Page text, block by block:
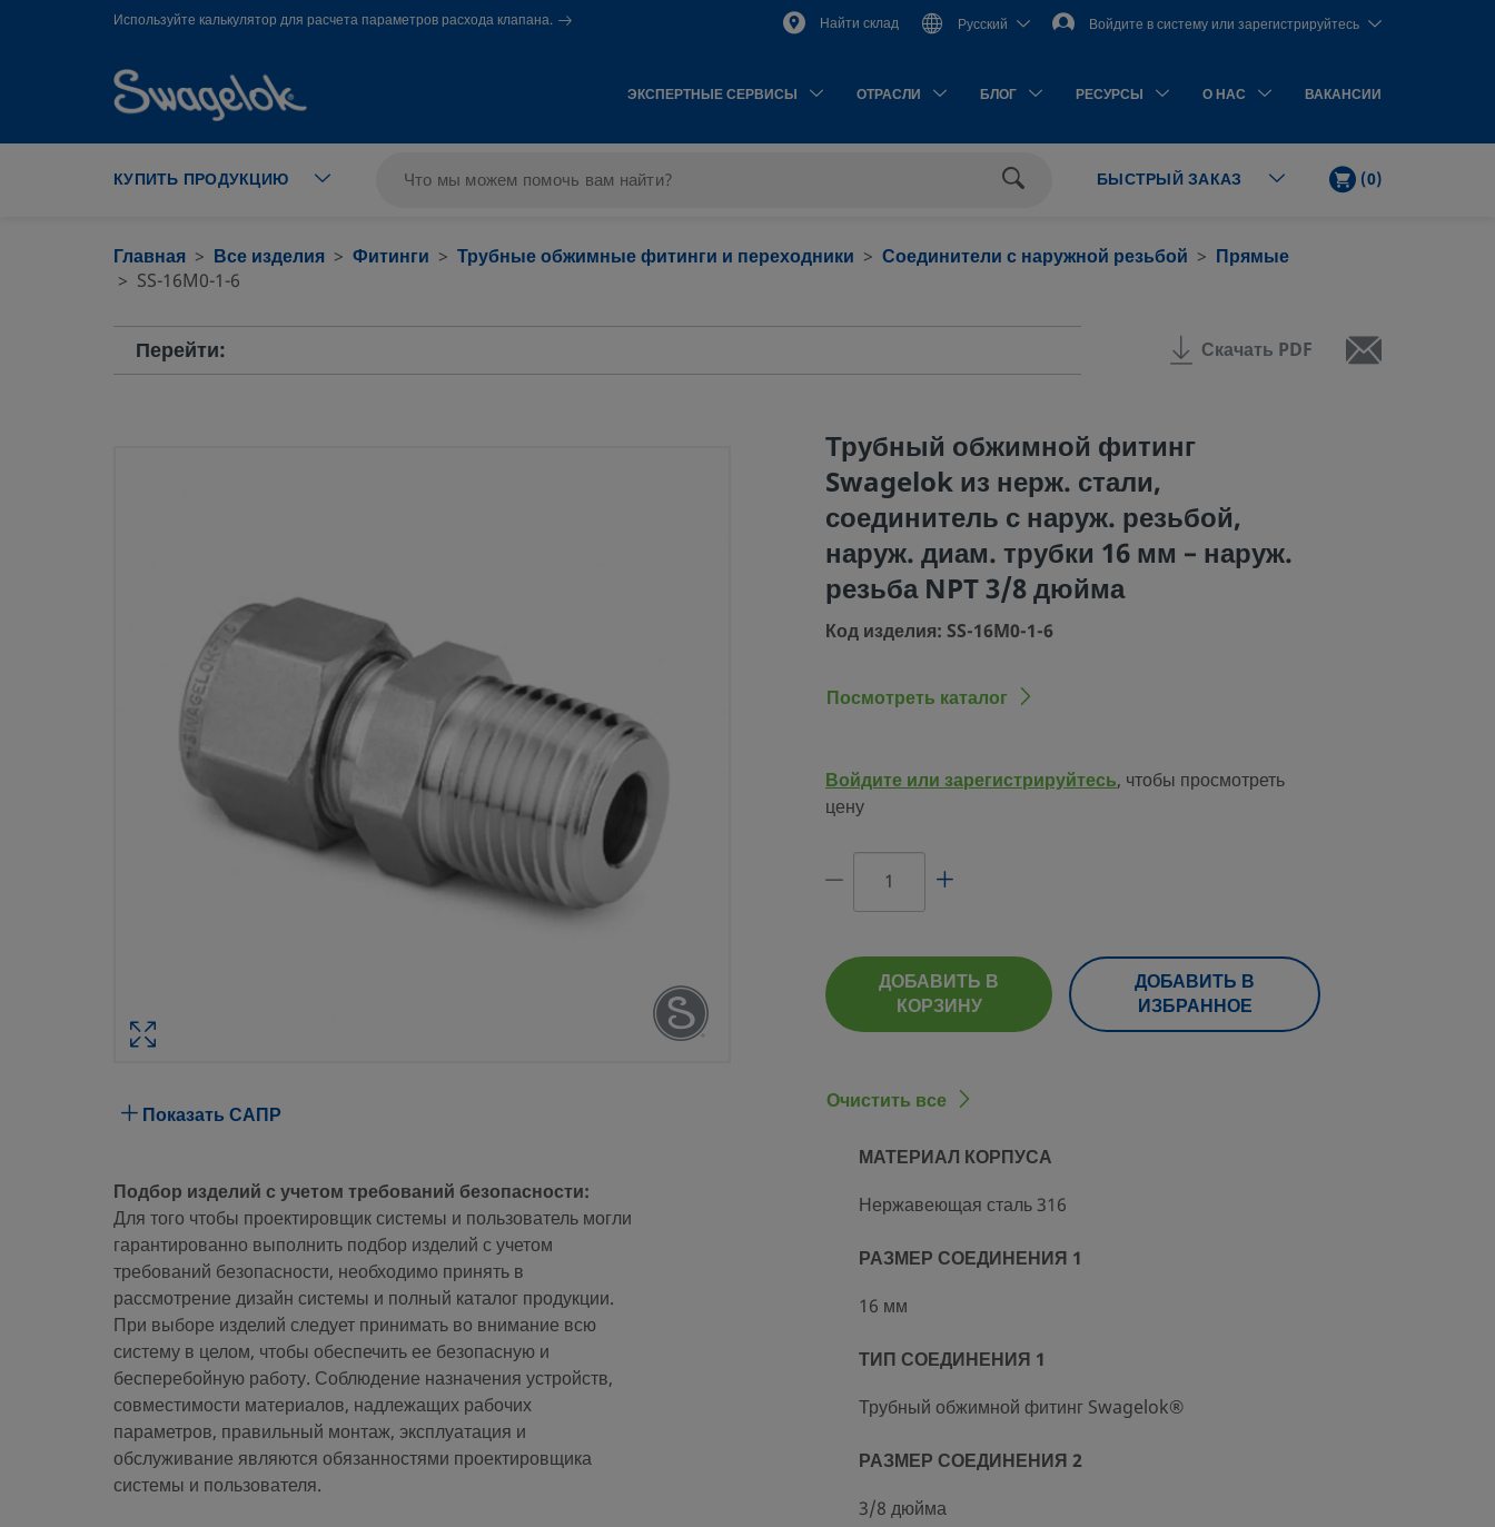
text.skipToContent
text.skipToNavigationИспользуйте калькулятор для расчета параметров расхода клапана. Найти склад Русский Войдите в систему или зарегистрируйтесь
ЭКСПЕРТНЫЕ СЕРВИСЫ ОТРАСЛИ БЛОГ РЕСУРСЫ О НАС ВАКАНСИИ
КУПИТЬ ПРОДУКЦИЮ БЫСТРЫЙ ЗАКАЗ КОРЗИНА
(0)КОЛ-
Главная Все изделия Фитинги Трубные обжимные фитинги и переходники Соединители с наружной резьбой
Прямые
SS-16M0-1-6
ТРУБНЫЙ ОБЖИМНОЙ ФИТИНГ SWAGELOK
ИЗ НЕРЖ. СТАЛИ, СОЕДИНИТЕЛЬ С НАРУЖ.
РЕЗЬБОЙ, НАРУЖ. ДИАМ. ТРУБКИ 16 ММ –
НАРУЖ. РЕЗЬБА NPT 3/8 ДЮЙМА
КОД ИЗДЕЛИЯ: SS-16M0-1-6
Технические характеристики
Материал корпуса
Нержавеющая сталь 316
Процедура очистки
Стандартная инструкция по очистке и упаковке (SC-10)
Размер соединения 1
16 мм
Тип соединения 1
Трубный обжимной фитинг Swagelok®
Размер соединения 2
3/8 дюйма
Тип соединения 2
Наруж. резьба NPT
Ограничитель расхода
Нет
37030703
Перейти: Скачать PDF
Показать САПР
Подбор изделий с учетом требований безопасности:
Для того чтобы проектировщик системы и пользователь могли
гарантированно выполнить подбор изделий с учетом
требований безопасности, необходимо принять в
рассмотрение дизайн системы и полный каталог продукции.
При выборе изделий следует принимать во внимание всю
систему в целом, чтобы обеспечить ее безопасную и
бесперебойную работу. Соблюдение назначения устройств,
совместимости материалов, надлежащих рабочих
параметров, правильный монтаж, эксплуатация и
обслуживание являются обязанностями проектировщика
системы и пользователя.
Трубный обжимной фитинг
Swagelok из нерж. стали,
соединитель с наруж. резьбой,
наруж. диам. трубки 16 мм – наруж.
резьба NPT 3/8 дюйма
Код изделия: SS-16M0-1-6
Посмотреть каталог
Войдите или зарегистрируйтесь, чтобы просмотреть
цену
ДОБАВИТЬ В
КОРЗИНУ
ДОБАВИТЬ В
ИЗБРАННОЕ
Очистить все
Нержавеющая сталь 316
МАТЕРИАЛ КОРПУСА
16 мм
РАЗМЕР СОЕДИНЕНИЯ 1
Трубный обжимной фитинг Swagelok®
ТИП СОЕДИНЕНИЯ 1
3/8 дюйма
РАЗМЕР СОЕДИНЕНИЯ 2